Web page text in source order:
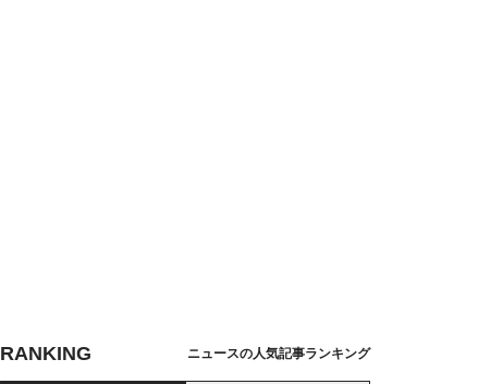
RANKING ニュースの人気記事ランキング